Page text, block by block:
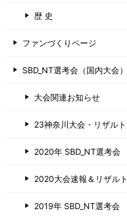
歴 史
ファンづくりページ
SBD_NT選考会（国内大会）
大会関連お知らせ
23神奈川大会・リザルト
2020年 SBD_NT選考会
2020大会速報＆リザルト
2019年 SBD_NT選考会